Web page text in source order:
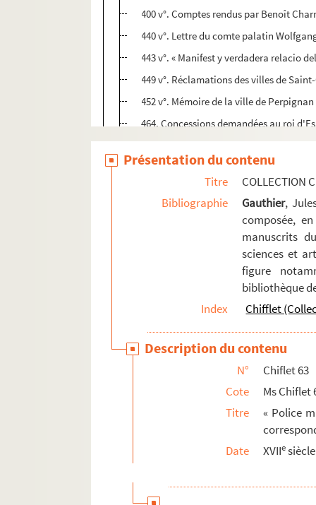
400 v°. Comptes rendus par Benoît
440 v°. Lettre du comte palatin
443 v°. « Manifest y verdadera relacio
449 v°. Réclamations des villes de
452 v°. Mémoire de la ville de
464. Concessions demandées au roi
464 v°. Copies manuscrites de
481. « Ritratto del serenissimo principe
482 v°. « Articles de la grâce accordez
493 v°. « Manifiesto y perdon general
495 v°. Soumission de la ville de
497 v°. « Arrest donné par le Roy [de
503. Placard du marquis d'Aytona,
503 v°. Sentence de mort prononcée
513 v°. « Relacion verdadera que
Ms Chiflet 64. Epitaphes recueillies
Ms Chiflet 65. « Pièces historiques
Ms Chiflet 66. « Pièces historiques
Ms Chiflet 67. « Pièces historiques
Ms Chiflet 68. « Pièces historiques
Présentation du contenu
Titre
COLLECTION
Bibliographie
Gauthier,
composée,
manuscrits
sciences et
figure
bibliothèque
Index
Chifflet
Description du contenu
N°
Chiflet 63
Cote
Ms Chiflet
Titre
« Police
Date
XVIIesiècle